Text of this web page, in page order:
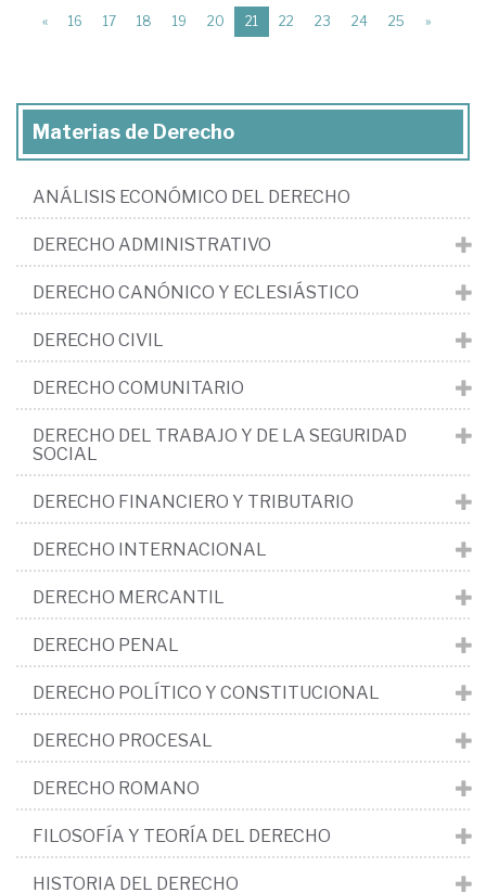
« 16 17 18 19 20 21 (current)
22 23 24 25 »
Materias de Derecho
ANÁLISIS ECONÓMICO DEL DERECHO
DERECHO ADMINISTRATIVO
DERECHO CANÓNICO Y ECLESIÁSTICO
DERECHO CIVIL
DERECHO COMUNITARIO
DERECHO DEL TRABAJO Y DE LA SEGURIDAD
SOCIAL
DERECHO FINANCIERO Y TRIBUTARIO
DERECHO INTERNACIONAL
DERECHO MERCANTIL
DERECHO PENAL
DERECHO POLÍTICO Y CONSTITUCIONAL
DERECHO PROCESAL
DERECHO ROMANO
FILOSOFÍA Y TEORÍA DEL DERECHO
HISTORIA DEL DERECHO